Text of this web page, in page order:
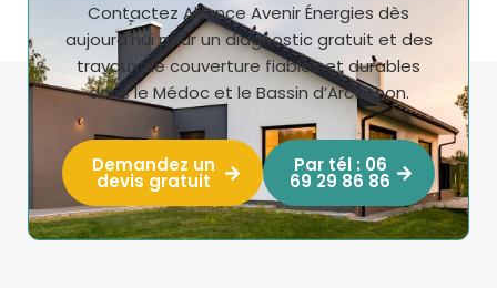
Contactez Alliance Avenir Énergies dès
aujourd’hui pour un diagnostic gratuit et des
travaux de couverture fiables et durables
dans le Médoc et le Bassin d’Arcachon.
Demandez un
devis gratuit
Par tél : 06
69 29 86 86